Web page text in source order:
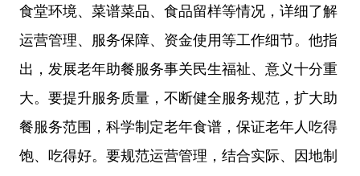
食堂环境、菜谱菜品、食品留样等情况，详细了解
运营管理、服务保障、资金使用等工作细节。他指
出，发展老年助餐服务事关民生福祉、意义十分重
大。要提升服务质量，不断健全服务规范，扩大助
餐服务范围，科学制定老年食谱，保证老年人吃得
饱、吃得好。要规范运营管理，结合实际、因地制